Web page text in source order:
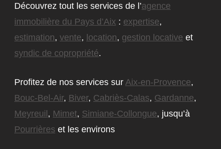
Découvrez tout les services de l’agence
immobilière du Pays d’Aix : expertise,
estimation, vente, location, gestion locative et
syndic de copropriété.
Profitez de nos services sur Aix-en-Provence,
Bouc-Bel-Air, Biver, Cabriès-Calas, Gardanne,
Meyreuil, Mimet, Simiane-Collongue, jusqu’à
Pourrières et les environs